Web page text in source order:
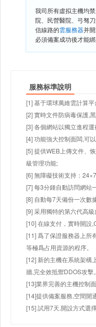
我司所有虛拟主機均
院、民營醫院、弓驽
信線路的雲服務器并
必須備案成功後才能
服務标準說明
[1] 基于環球萬維雲計算
[2] 實時文件防病毒保護,
[3] 各個網站以獨立進程
[4] 功能強大控制面闆,可
[5] 提供WEB上傳文件、
級管理功能;
[6] 無障礙技術支持：
[7] 每3分鍾自動訪問網站
[8] 自動每7天備份一次數
[9] 采用獨特的第六代高
[10] 在線支付，實時開設
[11] 爲了保證服務器上所
等極爲占用資源的程序。
[12] 新的主機在系統架構
牆,完全效抵禦DDOS攻擊。
[13]業界完善的主機控制
[14]提供備案服務,空間開
[15] 試用7天.開設方式選